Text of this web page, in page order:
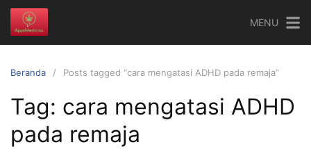
Langsung
konten
MENU
Beranda Posts tagged “cara mengatasi ADHD pada remaja”
Tag: cara mengatasi ADHD
pada remaja